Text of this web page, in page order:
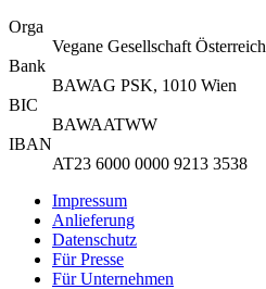
Orga
Vegane Gesellschaft Österreich
Bank
BAWAG PSK, 1010 Wien
BIC
BAWAATWW
IBAN
AT23 6000 0000 9213 3538
Impressum
Anlieferung
Datenschutz
Für Presse
Für Unternehmen